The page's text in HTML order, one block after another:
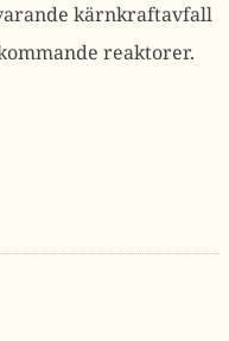
kärnkraftavfall
reaktorer.